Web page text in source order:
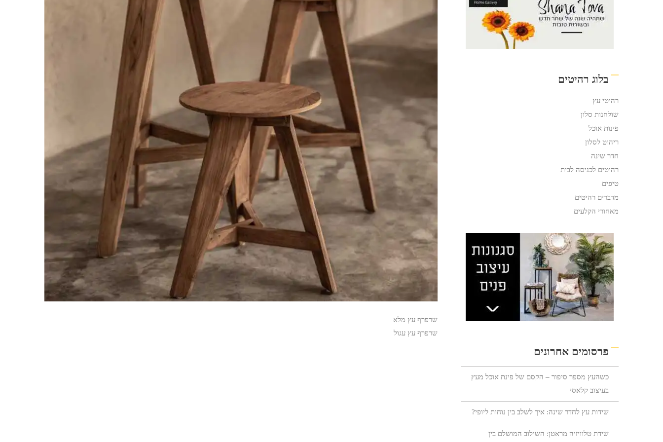
שרפרף עץ מלא
שרפרף עץ עגול
בלוג רהיטים
רהיטי עץ
שולחנות סלון
פינות אוכל
ריהוט לסלון
חדר שינה
רהיטים לכניסה לבית
טיפים
מדברים רהיטים
מאחורי הקלעים
פרסומים אחרונים
כשהעץ מספר סיפור – הקסם של פינת אוכל מעץ
בעיצוב קלאסי
שידות עץ לחדר שינה: איך לשלב בין נוחות ליופי?
שידת טלוויזיה מראטן: השילוב המושלם בין